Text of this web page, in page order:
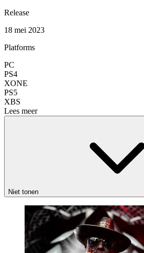
Release
18 mei 2023
Platforms
PC
PS4
XONE
PS5
XBS
Lees meer
Niet tonen